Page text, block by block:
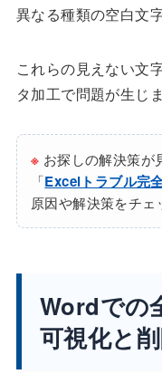
異なる種類の空白文
これらの見えない文
タ加工で問題が生じま
※ お探しの解決策が
「Excelトラブル完
原因や解決策をチェ
Wordでの
可視化と